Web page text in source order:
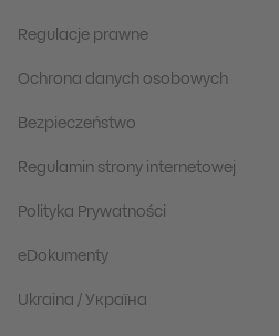
Regulacje prawne
Ochrona danych osobowych
Bezpieczeństwo
Regulamin strony internetowej
Polityka Prywatności
eDokumenty
Ukraina / Україна